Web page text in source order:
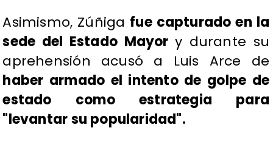
Asimismo, Zúñiga fue capturado en la
sede del Estado Mayor y durante su
aprehensión acusó a Luis Arce de
haber armado el intento de golpe de
estado como estrategia para
"levantar su popularidad".